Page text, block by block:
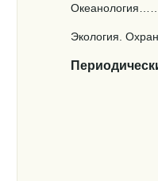
Экология.